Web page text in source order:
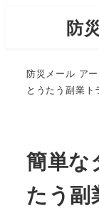
防
防災メール ア
とうたう副業ト
簡単な
たう副